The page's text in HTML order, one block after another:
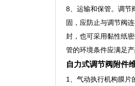
8、运输和保管。调节
固，应防止与调节阀
封，也可采用黏性纸
管的环境条件应满足产
自力式调节阀附件
1、气动执行机构膜片